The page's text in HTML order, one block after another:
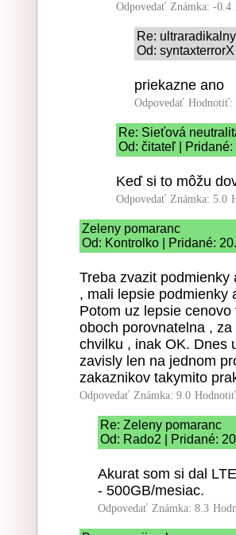
Odpovedať Známka: -0.4
Re:
Od:
priekazne ano
Odpovedať Hodnotiť:
Re: Sieťová
Od: čitateľ |
Keď si to môžu
Odpovedať Známka: 5.0
Zeleny pomaranc
Od: Kontrolko | Pridané:
Treba zvazit
, mali lepsie podmienky
Potom uz lepsie
oboch porovnatelna ,
chvilku , inak OK. Dnes
zavisly len na jednom
zakaznikov takymito
Odpovedať Známka: 9.0
Re: Zeleny pomaranc
Od: Rado2 | Pridané:
Akurat som si dal
- 500GB/mesiac.
Odpovedať Známka: 8.3